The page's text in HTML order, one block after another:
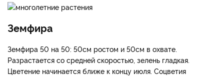
Земфира
Земфира 50 на 50: 50см ростом и 50см в охвате.
Разрастается со средней скоростью, зелень гладкая.
Цветение начинается ближе к концу июля. Соцветия